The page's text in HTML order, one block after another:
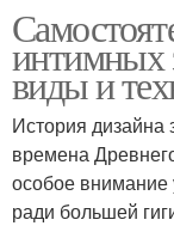
интимных
виды и
История дизайна
времена
особое внимание
ради большей